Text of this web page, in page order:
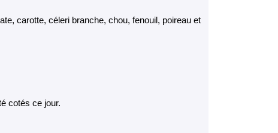
carotte, céleri branche, chou, fenouil, poireau et
cotés ce jour.